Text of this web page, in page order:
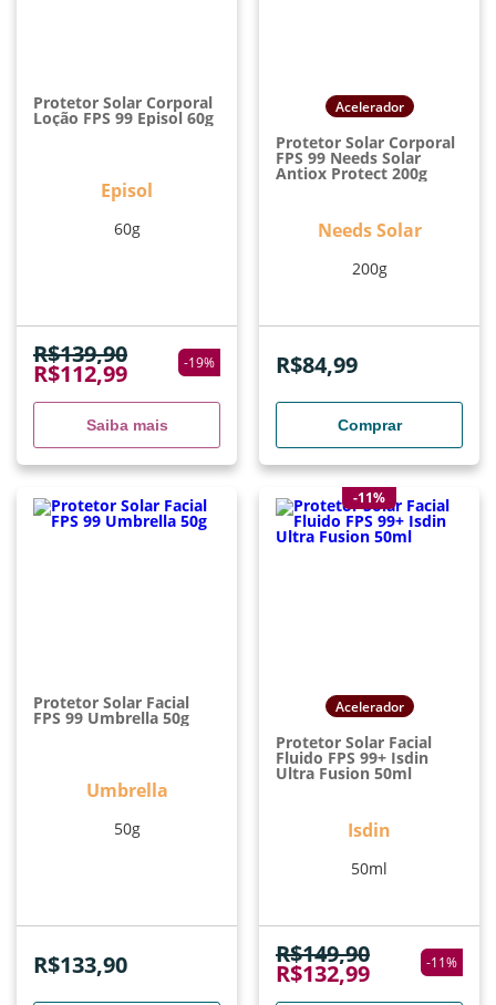
Protetor Solar Corporal
Loção FPS 99 Episol 60g
Episol
60g
R$139,90
R$112,99 -19%
Saiba mais
Acelerador
Protetor Solar Corporal
FPS 99 Needs Solar
Antiox Protect 200g
Needs Solar
200g
R$84,99
Comprar
Protetor Solar Facial
FPS 99 Umbrella 50g
Umbrella
50g
R$133,90
-11%
Acelerador
Protetor Solar Facial
Fluido FPS 99+ Isdin
Ultra Fusion 50ml
Isdin
50ml
R$149,90
R$132,99 -11%